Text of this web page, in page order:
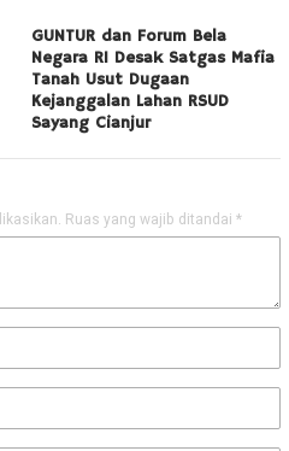
GUNTUR dan Forum Bela
Negara RI Desak Satgas Mafia
Tanah Usut Dugaan
Kejanggalan Lahan RSUD
Sayang Cianjur
Ruas yang wajib ditandai *